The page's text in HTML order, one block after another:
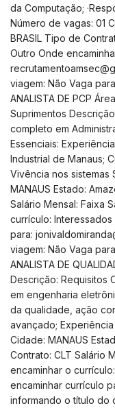
da Computação;
Número de vagas: 01
BRASIL Tipo de
Outro Onde
viagem: Não Vaga
ANALISTA DE PCP
Suprimentos
completo em
Essenciais:
Industrial de Manaus;
Vivência nos sistemas
MANAUS Estado:
Salário Mensal: Faixa
currículo:
para:
viagem: Não Vaga
ANALISTA DE
Descrição: Requisitos
em engenharia
da qualidade, ação
avançado;
Cidade: MANAUS
Contrato: CLT Salário
encaminhar o
encaminhar currículo
informando o título do